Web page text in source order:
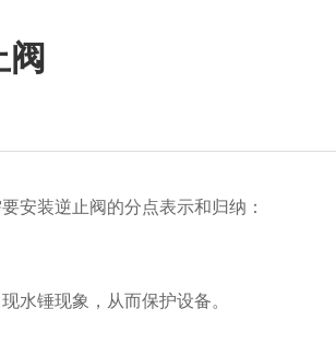
安装逆止阀的分点表示和归纳：
锤现象，从而保护设备。